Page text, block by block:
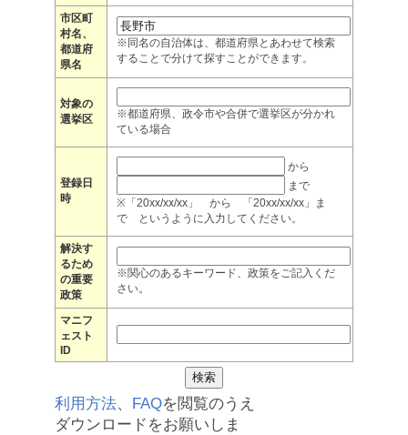
市区町
村名、
都道府
県名
※同名の自治体は、都道府県とあわせて検索
することで分けて探すことができます。
対象の
選挙区
※都道府県、政令市や合併で選挙区が分かれ
ている場合
登録日
時
から
まで
※「20xx/xx/xx」 から 「20xx/xx/xx」ま
で というように入力してください。
解決す
るため
の重要
政策
※関心のあるキーワード、政策をご記入くだ
さい。
マニフ
ェスト
ID
利用方法、 FAQを閲覧のうえ
ダウンロードをお願いしま